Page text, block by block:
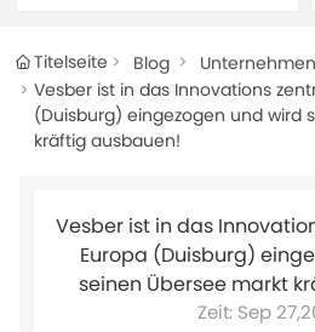
Titelseite Blog
Vesber ist in das Innovations
(Duisburg) eingezogen und wird
kräftig ausbauen!
Vesber ist in das
Europa (Duisburg)
seinen Übersee markt
Zeit: Sep